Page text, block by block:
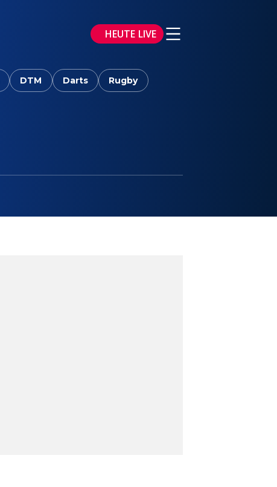
HEUTE LIVE
DTM Darts Rugby